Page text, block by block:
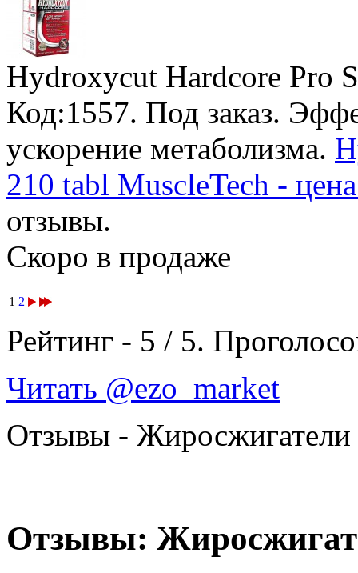
Hydroxycut Hardcore Pro
Код:1557. Под заказ.
ускорение метаболизма.
210 tabl MuscleTech -
отзывы.
Скоро в продаже
1 2
Рейтинг - 5 / 5.
Читать @ezo_market
Отзывы - Жиросжигатели
Отзывы: